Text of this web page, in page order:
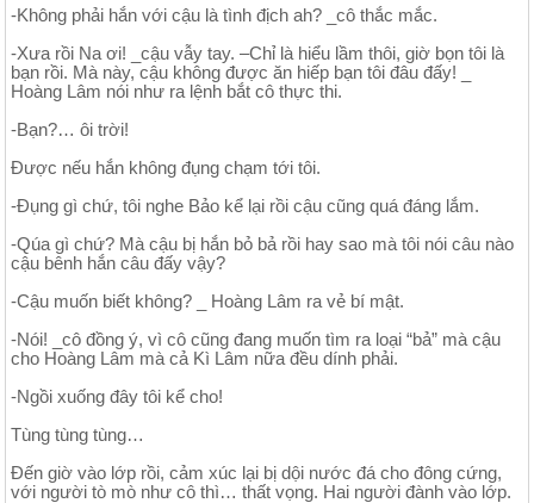
-Không phải hắn với cậu là tình địch ah? _cô thắc mắc.
-Xưa rồi Na ơi! _cậu vẫy tay. –Chỉ là hiểu lầm thôi, giờ bọn tôi là
bạn rồi. Mà này, cậu không được ăn hiếp bạn tôi đâu đấy! _
Hoàng Lâm nói như ra lệnh bắt cô thực thi.
-Bạn?… ôi trời!
Được nếu hắn không đụng chạm tới tôi.
-Đụng gì chứ, tôi nghe Bảo kể lại rồi cậu cũng quá đáng lắm.
-Qúa gì chứ? Mà cậu bị hắn bỏ bả rồi hay sao mà tôi nói câu nào
cậu bênh hắn câu đấy vậy?
-Cậu muốn biết không? _ Hoàng Lâm ra vẻ bí mật.
-Nói! _cô đồng ý, vì cô cũng đang muốn tìm ra loại “bả” mà cậu
cho Hoàng Lâm mà cả Kì Lâm nữa đều dính phải.
-Ngồi xuống đây tôi kể cho!
Tùng tùng tùng…
Đến giờ vào lớp rồi, cảm xúc lại bị dội nước đá cho đông cứng,
với người tò mò như cô thì… thất vọng. Hai người đành vào lớp.